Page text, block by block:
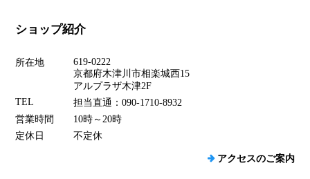
ショップ紹介
所在地
619-0222
京都府木津川市相楽城西15
アルプラザ木津2F
TEL
担当直通：090-1710-8932
営業時間
10時～20時
定休日
不定休
アクセスのご案内